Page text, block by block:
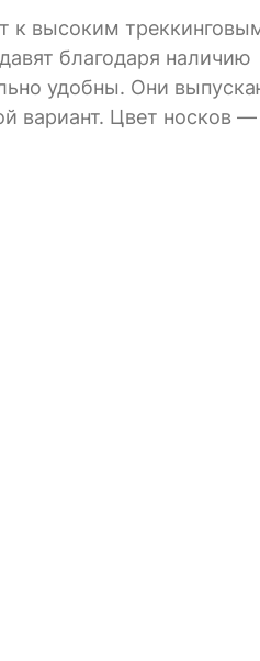
к высоким
благодаря наличию
удобны. Они
вариант. Цвет носков —